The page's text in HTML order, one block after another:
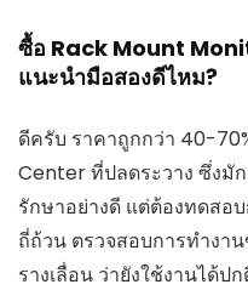
ซื้อ Rack Mount
แนะนำมือสองดีไหม?
ดีครับ ราคาถูกกว่า 40-
Center ที่ปลดระวาง ซึ่งมั
รักษาอย่างดี แต่ต้องทดสอ
ถี่ถ้วน ตรวจสอบการทำงา
รางเลื่อน ว่ายังใช้งานได้